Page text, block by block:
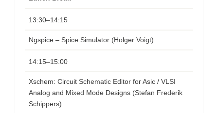
13:30–14:15
Ngspice – Spice Simulator (Holger Voigt)
14:15–15:00
Xschem: Circuit Schematic Editor for Asic / VLSI
Analog and Mixed Mode Designs (Stefan Frederik
Schippers)